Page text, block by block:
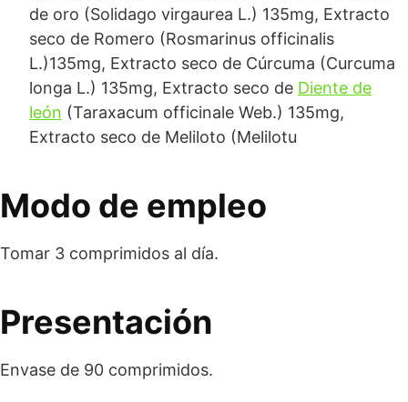
de oro (Solidago virgaurea L.) 135mg, Extracto
seco de Romero (Rosmarinus officinalis
L.)135mg, Extracto seco de Cúrcuma (Curcuma
longa L.) 135mg, Extracto seco de Diente de
león (Taraxacum officinale Web.) 135mg,
Extracto seco de Meliloto (Melilotu
Modo de empleo
Tomar 3 comprimidos al día.
Presentación
Envase de 90 comprimidos.